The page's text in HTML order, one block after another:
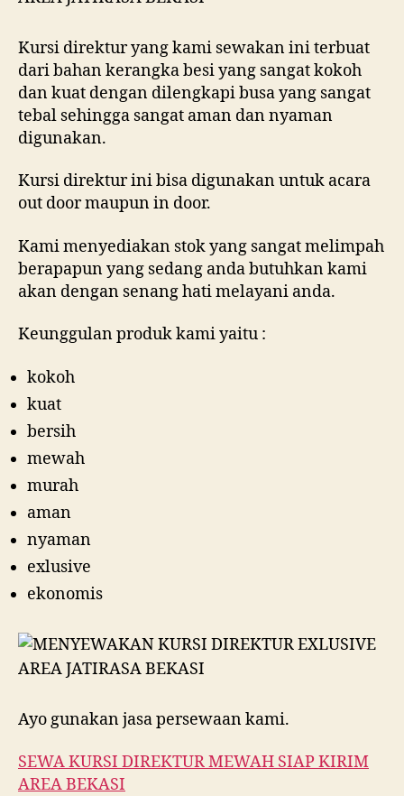
Kursi direktur yang kami sewakan ini terbuat
dari bahan kerangka besi yang sangat kokoh
dan kuat dengan dilengkapi busa yang sangat
tebal sehingga sangat aman dan nyaman
digunakan.
Kursi direktur ini bisa digunakan untuk acara
out door maupun in door.
Kami menyediakan stok yang sangat melimpah
berapapun yang sedang anda butuhkan kami
akan dengan senang hati melayani anda.
Keunggulan produk kami yaitu :
kokoh
kuat
bersih
mewah
murah
aman
nyaman
exlusive
ekonomis
Ayo gunakan jasa persewaan kami.
SEWA KURSI DIREKTUR MEWAH SIAP KIRIM
AREA BEKASI